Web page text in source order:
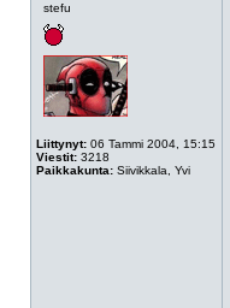
stefu
Liittynyt: 06 Tammi 2004, 15:15
Viestit: 3218
Paikkakunta: Siivikkala, Yvi